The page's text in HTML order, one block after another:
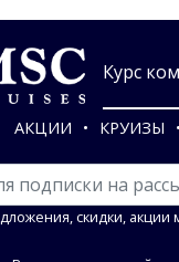
Курс
АКЦИИ КРУИЗЫ
скидки,